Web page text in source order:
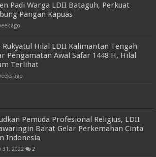
Padi Warga LDII Bataguh, Perkuat
Pangan Kapuas
ago
Rukyatul Hilal LDII Kalimantan Tengah
Pengamatan Awal Safar 1448 H, Hilal
Terlihat
ago
Pemuda Profesional Religius, LDII
Barat Gelar Perkemahan Cinta
Indonesia
31, 2022 2